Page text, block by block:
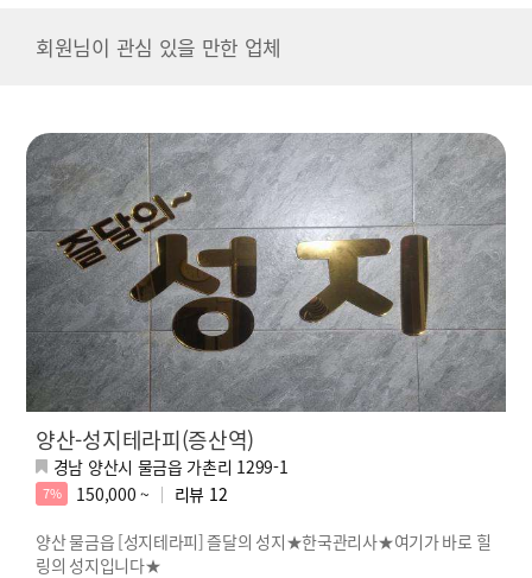
회원님이 관심 있을 만한 업체
양산-성지테라피(증산역)
경남 양산시 물금읍 가촌리 1299-1
7% 150,000 ~ 리뷰 12
양산 물금읍 [성지테라피] 즐달의 성지★한국관리사★여기가 바로 힐
링의 성지입니다★